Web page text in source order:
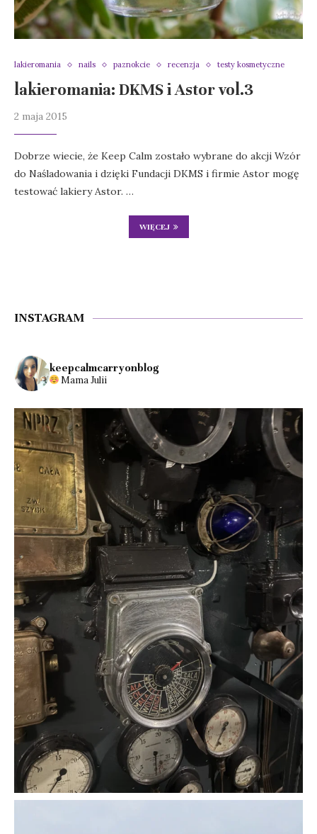
lakieromania nails paznokcie recenzja testy kosmetyczne
lakieromania: DKMS i Astor vol.3
2 maja 2015
Dobrze wiecie, że Keep Calm zostało wybrane do akcji Wzór
do Naśladowania i dzięki Fundacji DKMS i firmie Astor mogę
testować lakiery Astor. …
WIĘCEJ
INSTAGRAM
keepcalmcarryonblog
Mama Julii